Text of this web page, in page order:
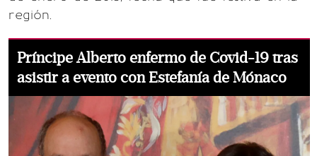
región.
Príncipe Alberto enfermo de Covid-19 tras
asistir a evento con Estefanía de Mónaco